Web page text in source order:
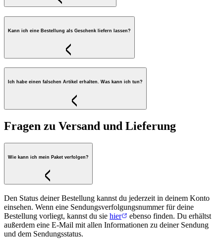
Kann ich eine Bestellung als Geschenk liefern lassen?
Ich habe einen falschen Artikel erhalten. Was kann ich tun?
Fragen zu Versand und Lieferung
Wie kann ich mein Paket verfolgen?
Den Status deiner Bestellung kannst du jederzeit in deinem Konto
einsehen. Wenn eine Sendungsverfolgungsnummer für deine
Bestellung vorliegt, kannst du sie hier
ebenso finden. Du erhältst
außerdem eine E-Mail mit allen Informationen zu deiner Sendung
und dem Sendungsstatus.